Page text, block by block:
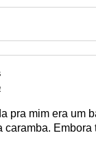
pra mim era um
caramba.